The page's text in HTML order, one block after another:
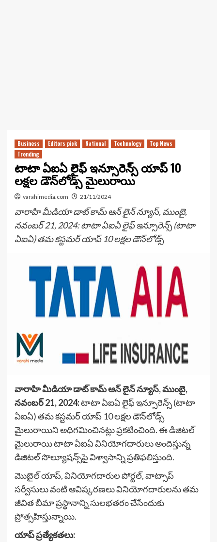
Business Editors pick National Technology
Top News
Trending
టాటా ఏఐఏ లైఫ్ ఇన్సూరెన్స్ యాప్ 10
లక్షల డౌన్‌లోడ్స్ మైలురాయి
varahimedia.com 21/11/2024
వారాహి మీడియా డాట్ కామ్ ఆన్ లైన్ న్యూస్, ముంబై,
నవంబర్ 21, 2024: టాటా ఏఐఏ లైఫ్ ఇన్సూరెన్స్ (టాటా
ఏఐఏ) తమ కస్టమర్ యాప్ 10 లక్షల డౌన్‌లోడ్స్
వారాహి మీడియా డాట్ కామ్ ఆన్ లైన్ న్యూస్, ముంబై,
నవంబర్ 21, 2024:టాటా ఏఐఏ లైఫ్ ఇన్సూరెన్స్ (టాటా
ఏఐఏ) తమ కస్టమర్ యాప్ 10 లక్షల డౌన్‌లోడ్స్
మైలురాయిని అధిగమించినట్లు ప్రకటించింది. ఈ డిజిటల్
మైలురాయి టాటా ఏఐఏ వినియోగదారులు అందిస్తున్న
డిజిటల్ సొల్యూషన్స్‌పై విశ్వాసాన్ని ప్రతిఫలిస్తుంది.
మొబైల్ యాప్, వినియోగదారుల పోర్టల్, వాట్సాప్
సర్వీసులు వంటి ఆవిష్కరణలు వినియోగదారులను తమ
జీవిత బీమా ప్రస్థానాన్ని సులభతరం చేసేందుకు
ప్రోత్సహిస్తున్నాయి.
యాప్ ప్రత్యేకతలు: